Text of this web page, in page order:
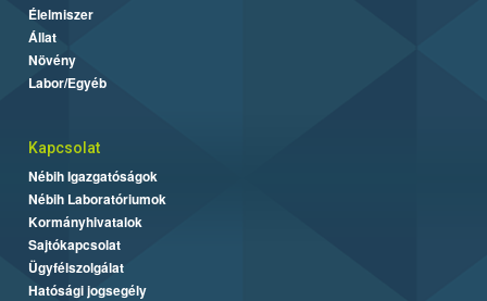
Élelmiszer
Állat
Növény
Labor/Egyéb
Kapcsolat
Nébih Igazgatóságok
Nébih Laboratóriumok
Kormányhivatalok
Sajtókapcsolat
Ügyfélszolgálat
Hatósági jogsegély